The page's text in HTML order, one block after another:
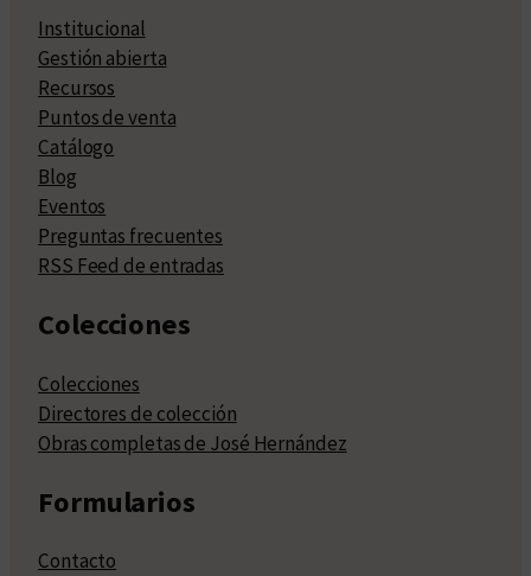
Institucional
Gestión abierta
Recursos
Puntos de venta
Catálogo
Blog
Eventos
Preguntas frecuentes
RSS Feed de entradas
Colecciones
Colecciones
Directores de colección
Obras completas de José Hernández
Formularios
Contacto